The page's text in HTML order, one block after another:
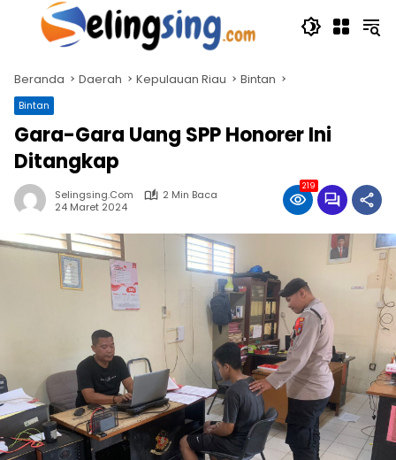
Langsung
Beranda Daerah Kepulauan Riau Bintan
Bintan
Gara-Gara Uang SPP Honorer Ini
Ditangkap
Selingsing.com
2 Min Baca
24 Maret 2024
219